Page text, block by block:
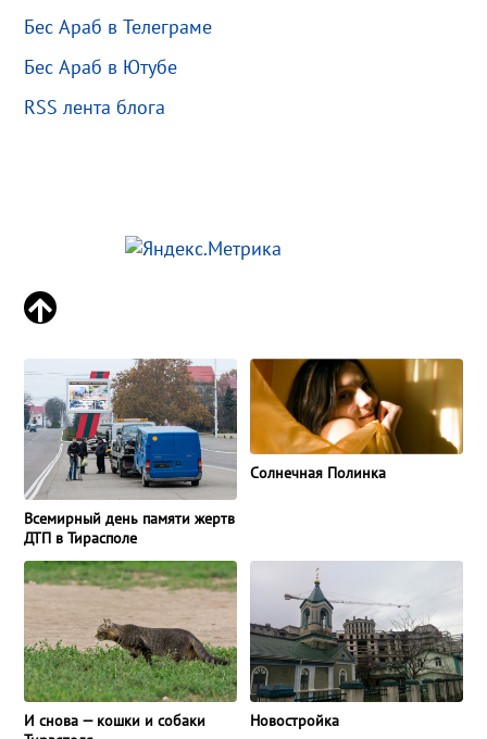
Бес Араб в Телеграме
Бес Араб в Ютубе
RSS лента блога
Всемирный день памяти жертв
ДТП в Тирасполе
Солнечная Полинка
И снова — кошки и собаки
Новостройка